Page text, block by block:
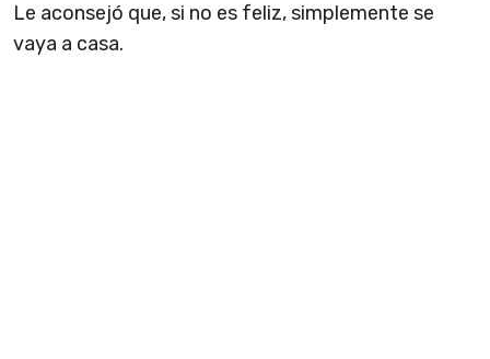
Le aconsejó que, si no es feliz, simplemente se
vaya a casa.